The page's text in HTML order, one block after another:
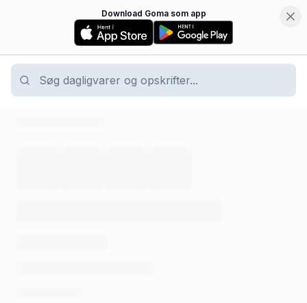
Download Goma som app